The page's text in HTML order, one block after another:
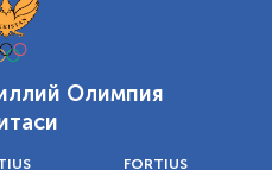
Олимпия
FORTIUS